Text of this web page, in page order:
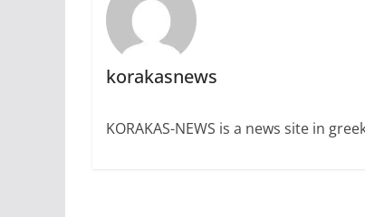
korakasnews
KORAKAS-NEWS is a news site in